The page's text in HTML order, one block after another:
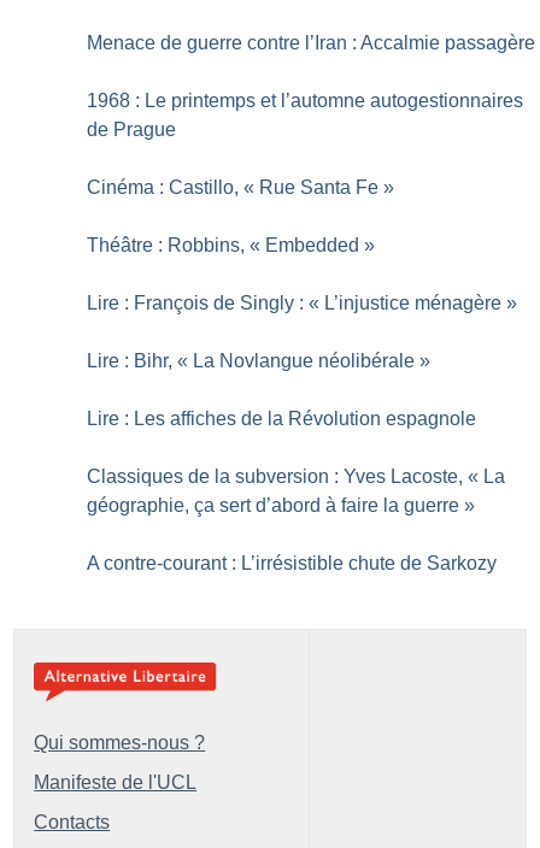
Menace de guerre contre l’Iran : Accalmie passagère
1968 : Le printemps et l’automne autogestionnaires
de Prague
Cinéma : Castillo, « Rue Santa Fe »
Théâtre : Robbins, « Embedded »
Lire : François de Singly : « L’injustice ménagère »
Lire : Bihr, « La Novlangue néolibérale »
Lire : Les affiches de la Révolution espagnole
Classiques de la subversion : Yves Lacoste, « La
géographie, ça sert d’abord à faire la guerre »
A contre-courant : L’irrésistible chute de Sarkozy
Qui sommes-nous ?
Manifeste de l'UCL
Contacts